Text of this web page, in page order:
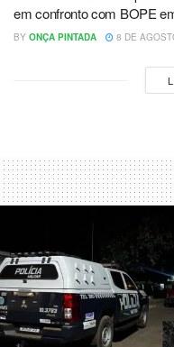
em confronto com BOPE
BY ONÇA PINTADA 8 DE